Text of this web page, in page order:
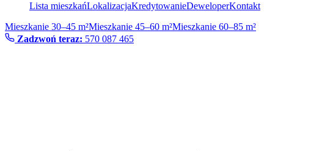
Lista mieszkańLokalizacjaKredytowanieDeweloperKontakt
Mieszkanie 30–45 m²Mieszkanie 45–60 m²Mieszkanie 60–85 m²
Zadzwoń teraz: 570 087 465